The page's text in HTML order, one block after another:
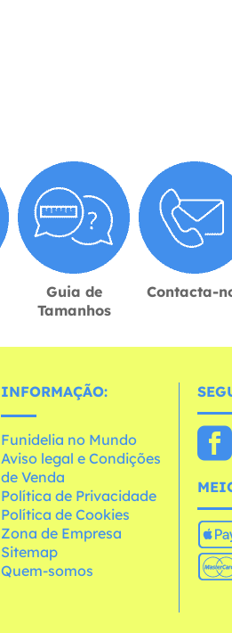
Guia de
Tamanhos
Contacta-
INFORMAÇÃO:
Funidelia no Mundo
Aviso legal e Condições
de Venda
Política de Privacidade
Política de Cookies
Zona de Empresa
Sitemap
Quem-somos